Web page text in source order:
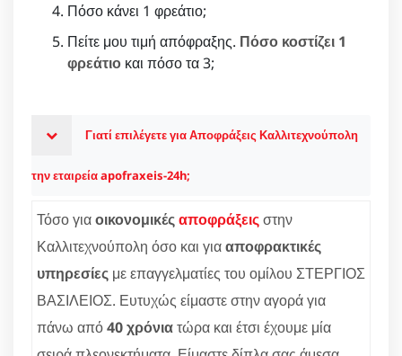
Πόσο κάνει 1 φρεάτιο;
Πείτε μου τιμή απόφραξης. Πόσο κοστίζει 1
φρεάτιο και πόσο τα 3;
Γιατί επιλέγετε για Αποφράξεις Καλλιτεχνούπολη
την εταιρεία apofraxeis-24h;
Τόσο γιαοικονομικέςαποφράξειςστην
Καλλιτεχνούπολη όσο και γιααποφρακτικές
υπηρεσίες με επαγγελματίες του ομίλου ΣΤΕΡΓΙΟΣ
ΒΑΣΙΛΕΙΟΣ. Ευτυχώς είμαστε στην αγορά για
πάνω από40 χρόνιατώρα και έτσι έχουμε μία